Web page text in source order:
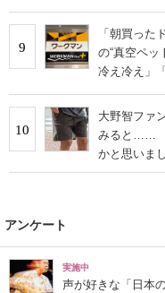
9
「朝買っ
の“真空ペ
冷え冷え」
10
大野智ファ
みると…… ‟
かと思いま
アンケート
実施中
声が好きな「日本